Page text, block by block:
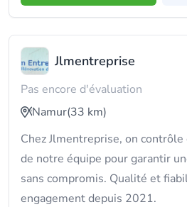
Jlmentreprise
Pas encore d'évaluation
Namur(33 km)
Chez Jlmentreprise, on
de notre équipe pour garantir
sans compromis. Qualité et
engagement depuis 2021.